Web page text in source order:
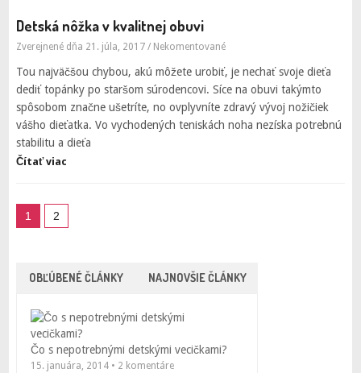
Detská nôžka v kvalitnej obuvi
Zverejnené dňa 21. júla, 2017/ Nekomentované
Tou najväčšou chybou, akú môžete urobiť, je nechať svoje dieťa
dediť topánky po staršom súrodencovi. Síce na obuvi takýmto
spôsobom značne ušetríte, no ovplyvníte zdravý vývoj nožičiek
vášho dieťatka. Vo vychodených teniskách noha nezíska potrebnú
stabilitu a dieťa
Čítať viac
1 2
OBĽÚBENÉ ČLÁNKY NAJNOVŠIE ČLÁNKY
Čo s nepotrebnými detskými vecičkami?
15. januára, 2014 • 2 komentáre